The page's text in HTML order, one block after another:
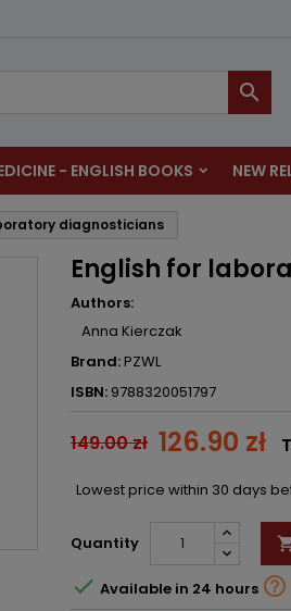

- ENGLISH BOOKS NEW
diagnosticians
English for
Authors:
Anna Kierczak
Brand:PZWL
ISBN: 9788320051797
149.00 zł 126.90 zł
Lowest price within 30 days
Quantity
 Available in 24 hours 
save products in your wishlist.